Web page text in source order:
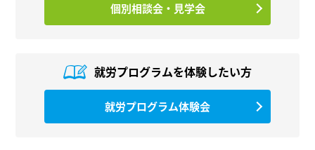
個別相談会・見学会
就労プログラムを体験したい方
就労プログラム体験会